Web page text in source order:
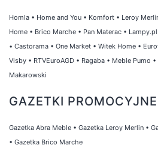
Homla • Home and You • Komfort • Leroy
Home • Brico Marche • Pan Materac • Lampy.pl
• Castorama • One Market • Witek Home •
Visby • RTVEuroAGD • Ragaba • Meble Pumo •
Makarowski
GAZETKI PROMOCYJNE
Gazetka Abra Meble • Gazetka Leroy Merlin •
• Gazetka Brico Marche